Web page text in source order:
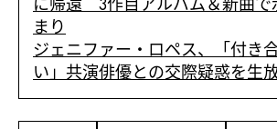
まり
ジェニファー・ロペス、「付き
い」共演俳優との交際疑惑を生